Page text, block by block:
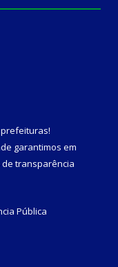
!
garantimos em
de transparência
Pública